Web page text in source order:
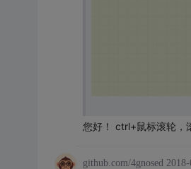
您好！ ctrl+鼠标滚轮，
github.com/4gnosed